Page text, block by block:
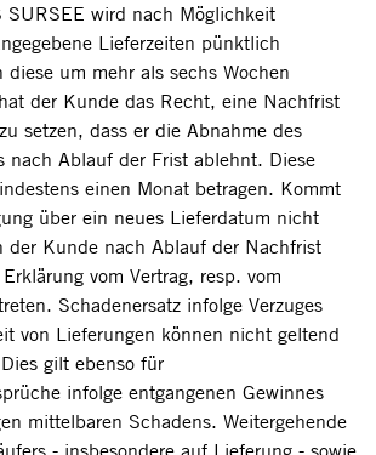
SURSEE wird nach Möglichkeit
Lieferzeiten pünktlich
diese um mehr als sechs Wochen
der Kunde das Recht, eine Nachfrist
setzen, dass er die Abnahme des
nach Ablauf der Frist ablehnt. Diese
einen Monat betragen. Kommt
über ein neues Lieferdatum nicht
der Kunde nach Ablauf der Nachfrist
vom Vertrag, resp. vom
Schadenersatz infolge Verzuges
von Lieferungen können nicht geltend
gilt ebenso für
infolge entgangenen Gewinnes
mittelbaren Schadens. Weitergehende